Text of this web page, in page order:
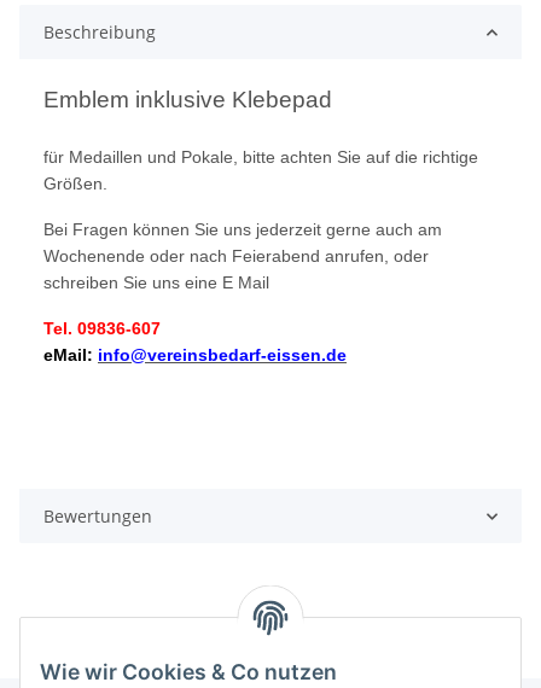
Wie wir Cookies & Co nutzen
Beschreibung
Emblem inklusive Klebepad
für Medaillen und Pokale, bitte achten Sie auf die richtige
Größen.
Bei Fragen können Sie uns jederzeit gerne auch am
Wochenende oder nach Feierabend anrufen, oder
schreiben Sie uns eine E Mail
Tel. 09836-607
eMail: info@vereinsbedarf-eissen.de
Bewertungen